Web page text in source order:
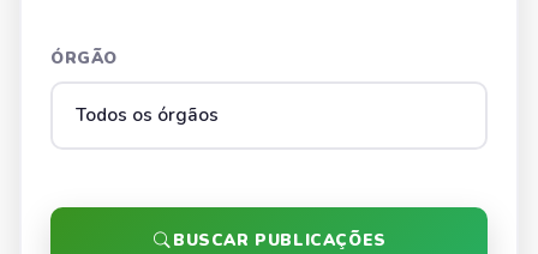
ÓRGÃO
BUSCAR PUBLICAÇÕES